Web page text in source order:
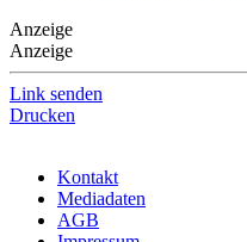
Anzeige
Anzeige
Link senden
Drucken
Kontakt
Mediadaten
AGB